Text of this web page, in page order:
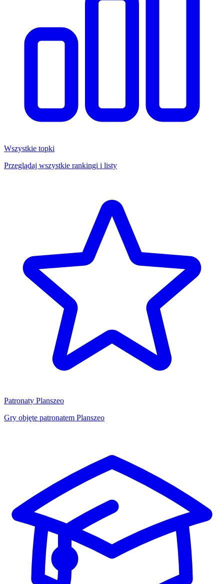
Wszystkie topki
Przeglądaj wszystkie rankingi i listy
Patronaty Planszeo
Gry objęte patronatem Planszeo